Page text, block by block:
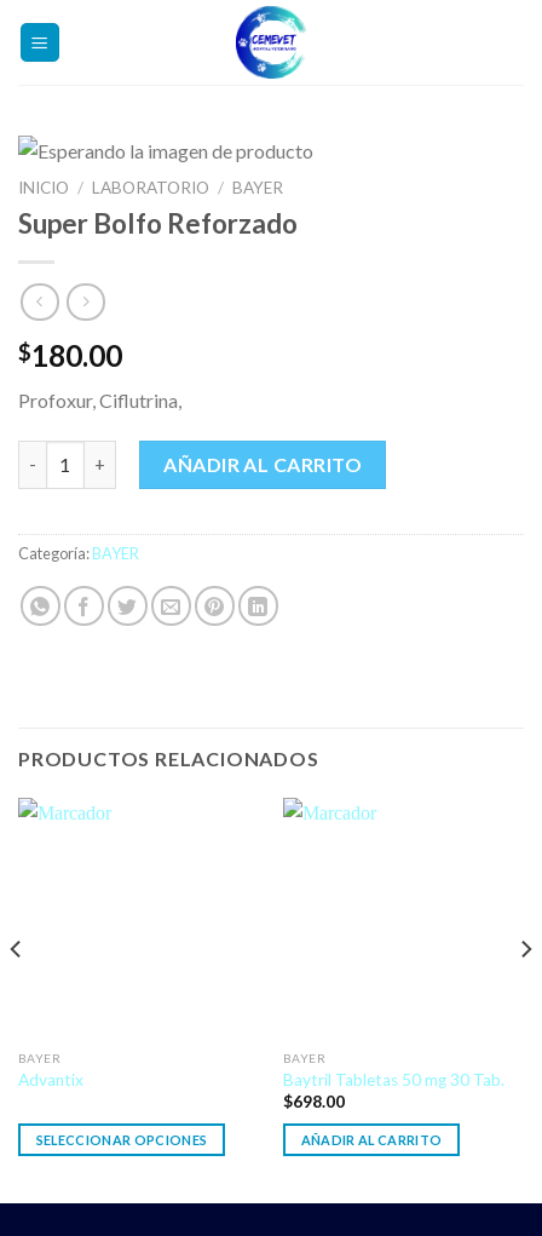
INICIO / LABORATORIO / BAYER
Super Bolfo Reforzado
$180.00
Profoxur, Ciflutrina,
Super Bolfo Reforzado cantidad
AÑADIR AL CARRITO
Categoría:BAYER
PRODUCTOS RELACIONADOS
BAYER
Advantix
SELECCIONAR OPCIONES
BAYER
Baytril Tabletas 50 mg 30 Tab.
$698.00
AÑADIR AL CARRITO